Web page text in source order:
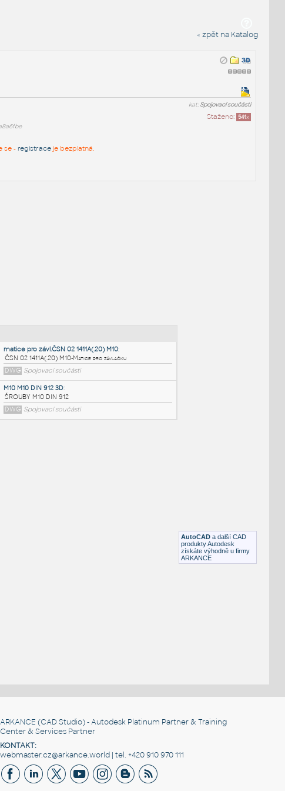
« zpět na Katalog
kat:Spojovací součásti
Staženo: 541x
se - registraceje bezplatná.
AutoCAD a další CAD
produkty Autodesk
získáte výhodně u firmy
ARKANCE
ARKANCE (CAD Studio) - Autodesk Platinum Partner & Training
Center & Services Partner
KONTAKT:
webmaster.cz@arkance.world | tel. +420 910 970 111